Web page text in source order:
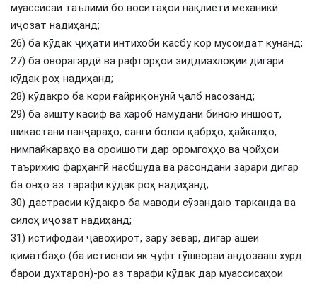
муассисаи таълимӣ бо воситаҳои нақлиёти механикӣ
иҷозат надиҳанд;
26) ба кӯдак ҷиҳати интихоби касбу кор мусоидат кунанд;
27) ба оворагардӣ ва рафторҳои зиддиахлоқии дигари
кӯдак роҳ надиҳанд;
28) кӯдакро ба кори ғайриқонунӣ ҷалб насозанд;
29) ба зишту касиф ва хароб намудани биною иншоот,
шикастани панҷараҳо, санги болои қабрҳо, ҳайкалҳо,
нимпайкараҳо ва ороишоти дар оромгоҳҳо ва ҷойҳои
таърихию фарҳангӣ насбшуда ва расондани зарари дигар
ба онҳо аз тарафи кӯдак роҳ надиҳанд;
30) дастрасии кӯдакро ба маводи сӯзандаю тарканда ва
силоҳ иҷозат надиҳанд;
31) истифодаи ҷавоҳирот, зару зевар, дигар ашёи
қиматбаҳо (ба истиснои як ҷуфт гӯшвораи андозааш хурд
барои духтарон)-ро аз тарафи кӯдак дар муассисаҳои